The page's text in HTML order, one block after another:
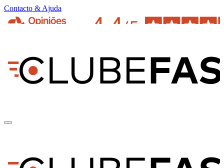
Contacto & Ajuda